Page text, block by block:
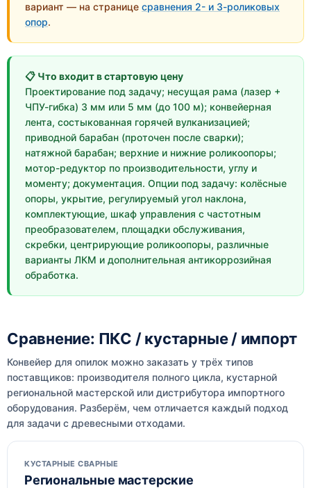
вариант — на странице сравнения 2- и 3-роликовых
опор.
📋 Что входит в стартовую цену
Проектирование под задачу; несущая рама (лазер +
ЧПУ-гибка) 3 мм или 5 мм (до 100 м); конвейерная
лента, состыкованная горячей вулканизацией;
приводной барабан (проточен после сварки);
натяжной барабан; верхние и нижние роликоопоры;
мотор-редуктор по производительности, углу и
моменту; документация. Опции под задачу: колёсные
опоры, укрытие, регулируемый угол наклона,
комплектующие, шкаф управления с частотным
преобразователем, площадки обслуживания,
скребки, центрирующие роликоопоры, различные
варианты ЛКМ и дополнительная антикоррозийная
обработка.
Сравнение: ПКС / кустарные / импорт
Конвейер для опилок можно заказать у трёх типов
поставщиков: производителя полного цикла, кустарной
региональной мастерской или дистрибутора импортного
оборудования. Разберём, чем отличается каждый подход
для задачи с древесными отходами.
КУСТАРНЫЕ СВАРНЫЕ
Региональные мастерские